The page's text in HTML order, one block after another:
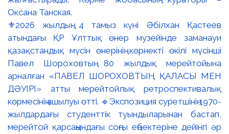
⚜️2026 жылдың 4 тамыз күні Әбілхан Қастеев
атындағы ҚР Ұлттық өнер музейінде заманауи
қазақстандық мүсін өнерінің көрнекті өкілі мүсінші
Павел Шороховтың 80 жылдық мерейтойына
арналған «ПАВЕЛ ШОРОХОВТЫҢ ҚАЛАСЫ МЕН
ДӘУІРІ» атты мерейтойлық ретроспективалық
көрмесінің ашылуы өтті. 🔹Экспозиция суретшінің 1970-
жылдардағы студенттік туындыларынан бастап,
мерейтой қарсаңындағы соңғы еңбектеріне дейінгі әр